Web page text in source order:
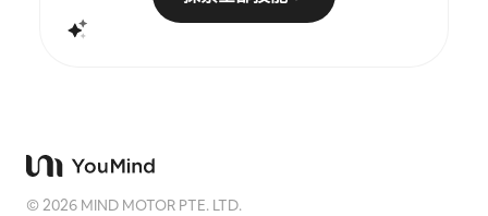
©2026 MIND MOTOR PTE. LTD.